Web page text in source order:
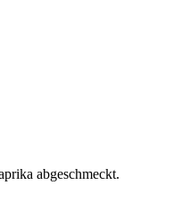
abgeschmeckt.